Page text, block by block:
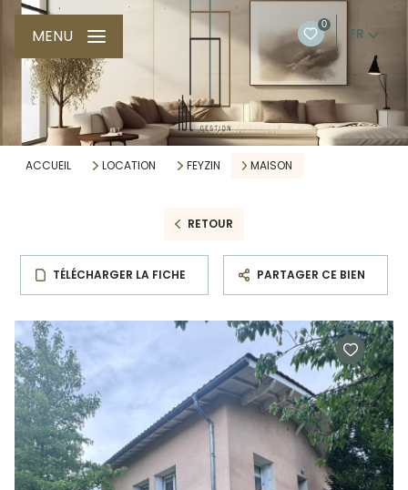
0
FR
MENU
ACCUEIL LOCATION FEYZIN MAISON
RETOUR
TÉLÉCHARGER LA FICHE PARTAGER CE BIEN